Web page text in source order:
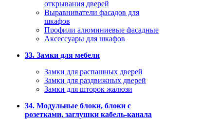
открывания дверей
Выравниватели фасадов для
шкафов
Профили алюминиевые фасадные
Аксессуары для шкафов
33. Замки для мебели
Замки для распашных дверей
Замки для раздвижных дверей
Замки для шторок жалюзи
34. Модульные блоки, блоки с
розетками, заглушки кабель-канала